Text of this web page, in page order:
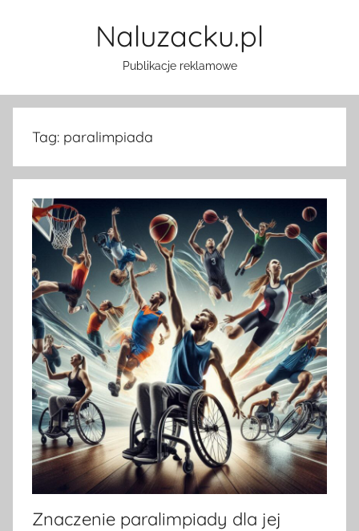
Naluzacku.pl
Publikacje reklamowe
Tag: paralimpiada
Znaczenie paralimpiady dla jej